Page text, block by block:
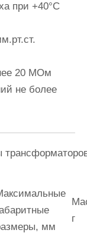
при +40°С
20 МОм
не более
мм
г